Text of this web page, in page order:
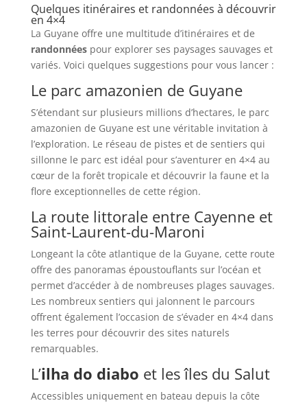
Quelques itinéraires et randonnées à découvrir
en 4×4
La Guyane offre une multitude d’itinéraires et de
randonnéespour explorer ses paysages sauvages et
variés. Voici quelques suggestions pour vous lancer :
Le parc amazonien de Guyane
S’étendant sur plusieurs millions d’hectares, le parc
amazonien de Guyane est une véritable invitation à
l’exploration. Le réseau de pistes et de sentiers qui
sillonne le parc est idéal pour s’aventurer en 4×4 au
cœur de la forêt tropicale et découvrir la faune et la
flore exceptionnelles de cette région.
La route littorale entre Cayenne et
Saint-Laurent-du-Maroni
Longeant la côte atlantique de la Guyane, cette route
offre des panoramas époustouflants sur l’océan et
permet d’accéder à de nombreuses plages sauvages.
Les nombreux sentiers qui jalonnent le parcours
offrent également l’occasion de s’évader en 4×4 dans
les terres pour découvrir des sites naturels
remarquables.
L’ilha do diabo et les îles du Salut
Accessibles uniquement en bateau depuis la côte